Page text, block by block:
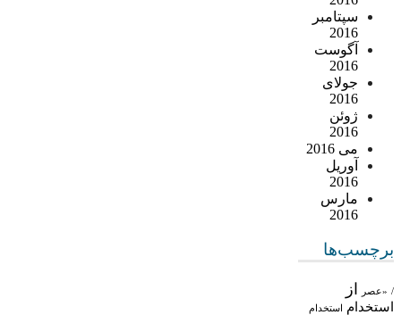
سپتامبر
2016
آگوست
2016
جولای
2016
ژوئن
2016
می 2016
آوریل
2016
مارس
2016
برچسب‌ها
/ «عصر از
استخدام استخدام